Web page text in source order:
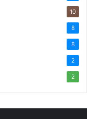
10
8
8
2
2